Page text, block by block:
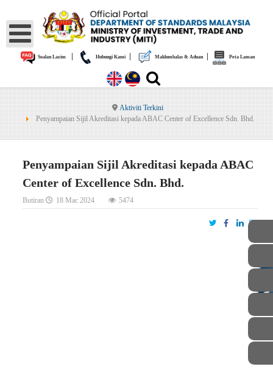
Soalan Lazim| Hubungi Kami| Maklumbalas & Aduan| Peta Laman
Aktiviti Terkini
Penyampaian Sijil Akreditasi kepada ABAC Center of Excellence Sdn. Bhd.
Penyampaian Sijil Akreditasi kepada ABAC
Center of Excellence Sdn. Bhd.
Butiran 18 Mac 2024 5474